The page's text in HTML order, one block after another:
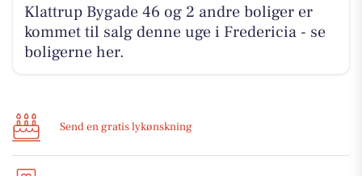
Klattrup Bygade 46 og 2 andre boliger er
kommet til salg denne uge i Fredericia - se
boligerne her.
Send en gratis lykønskning